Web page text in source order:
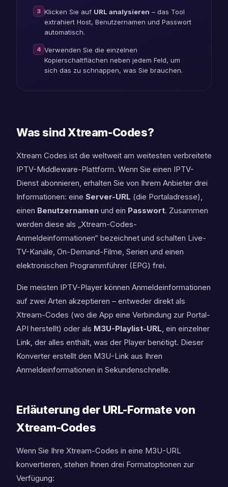
3 Klicken Sie auf URL analysieren – das Tool
extrahiert Host, Benutzernamen und Passwort
automatisch.
4 Verwenden Sie die einzelnen
Kopierschaltflächen neben jedem Feld, um
sich das zu schnappen, was Sie brauchen.
Was sind Xtream-Codes?
Xtream Codes ist die weltweit am weitesten verbreitete
IPTV-Middleware-Plattform. Wenn Sie einen IPTV-
Dienst abonnieren, erhalten Sie von Ihrem Anbieter drei
Informationen: eine Server-URL (die Portaladresse),
einen Benutzernamen und ein Passwort. Zusammen
werden diese als „Xtream-Codes-
Anmeldeinformationen“ bezeichnet und schalten Live-
TV-Kanäle, On-Demand-Filme, Serien und einen
elektronischen Programmführer (EPG) frei.
Die meisten IPTV-Player können Anmeldeinformationen
auf zwei Arten akzeptieren – entweder direkt als
Xtream-Codes (wo die App eine Verbindung zur Portal-
API herstellt) oder als M3U-Playlist-URL, ein einzelner
Link, der alles enthält, was der Player benötigt. Dieser
Konverter erstellt den M3U-Link aus Ihren
Anmeldeinformationen in Sekundenschnelle.
Erläuterung der URL-Formate von
Xtream-Codes
Wenn Sie Ihre Xtream-Codes in eine M3U-URL
konvertieren, stehen Ihnen drei Formatoptionen zur
Verfügung: